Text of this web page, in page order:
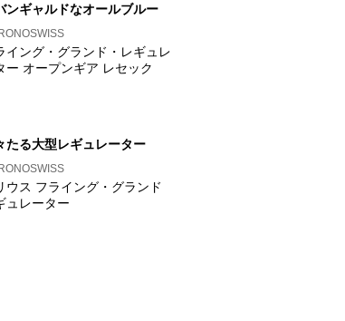
ンギャルドなオールブルー
イング・グランド・レギュレ
ー オープンギア レセック
たる大型レギュレーター
ウス フライング・グランド
ュレーター